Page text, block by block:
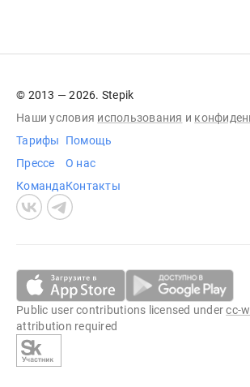
© 2013 — 2026. Stepik
Наши условия использования и
Тарифы
Прессе
Команда
Помощь
О нас
Контакты
Public user contributions licensed undercc-
attribution required